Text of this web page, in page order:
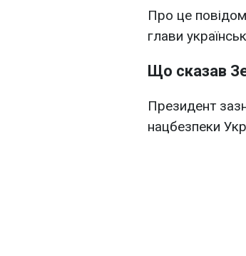
Про це
глави
Що сказав
Президент
нацбезпеки